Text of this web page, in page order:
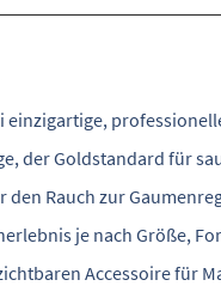
der Goldstandard für
Rauch zur
je nach Größe,
Accessoire für